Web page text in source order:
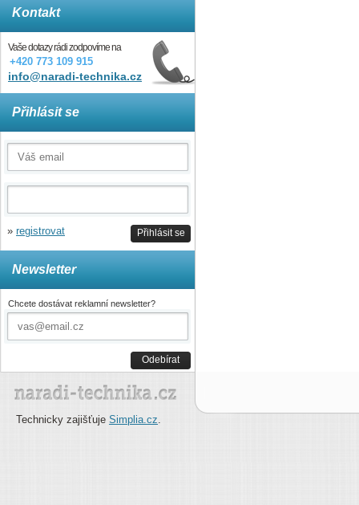
Kontakt
Vaše dotazy rádi zodpovíme na
+420 773 109 915
info@naradi-technika.cz
Přihlásit se
Přihlásit se
» registrovat
Newsletter
Chcete dostávat reklamní newsletter?
Odebírat
Technicky zajišťuje Simplia.cz.